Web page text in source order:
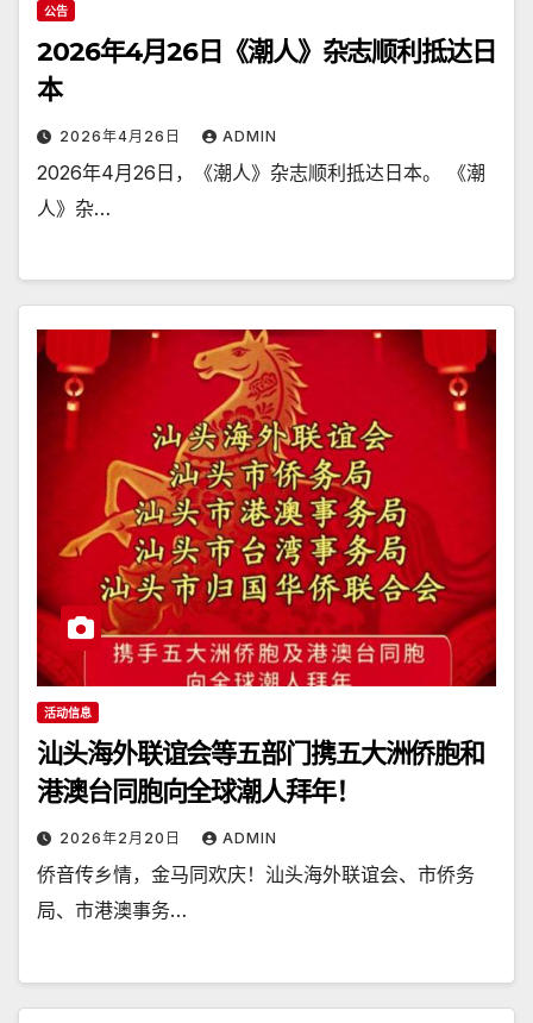
公告
2026年4月26日《潮人》杂志顺利抵达日
本
2026年4月26日 ADMIN
2026年4月26日，《潮人》杂志顺利抵达日本。 《潮
人》杂…
活动信息
汕头海外联谊会等五部门携五大洲侨胞和
港澳台同胞向全球潮人拜年！
2026年2月20日 ADMIN
侨音传乡情，金马同欢庆！汕头海外联谊会、市侨务
局、市港澳事务…